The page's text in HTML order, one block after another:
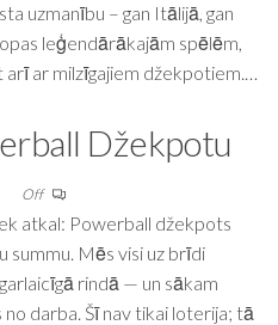
uzmanību – gan Itālijā, gan
leģendārākajām spēlēm,
arī ar milzīgajiem džekpotiem.…
Džekpotu
Off
atkal: Powerball džekpots
summu. Mēs visi uz brīdi
rindā — un sākam
darba. Šī nav tikai loterija; tā